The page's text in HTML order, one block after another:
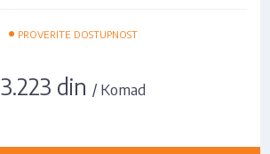
• PROVERITE DOSTUPNOST
3.223 din / Komad